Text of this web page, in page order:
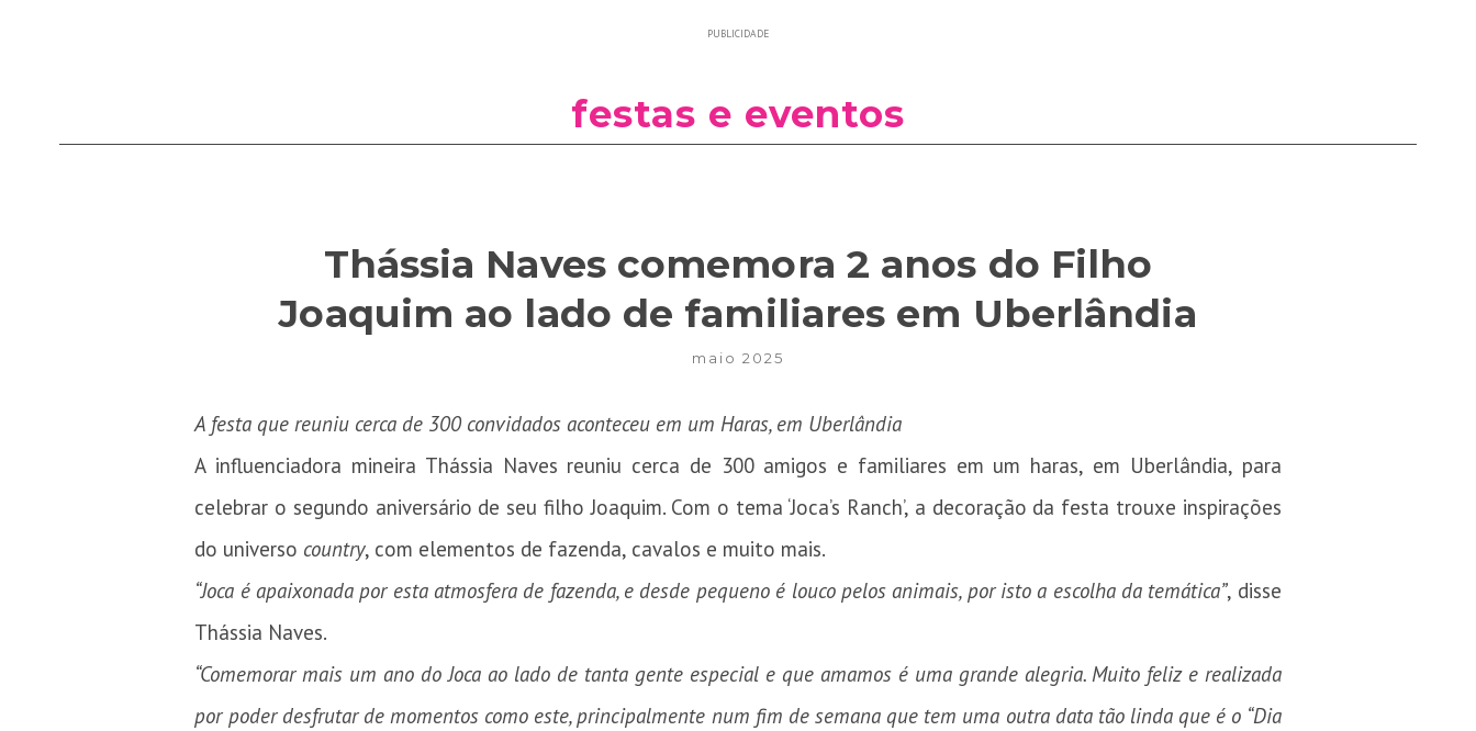
PUBLICIDADE
festas e eventos
Thássia Naves comemora 2 anos do Filho
Joaquim ao lado de familiares em Uberlândia
maio 2025
A festa que reuniu cerca de 300 convidados aconteceu em um Haras, em Uberlândia
A influenciadora mineira Thássia Naves reuniu cerca de 300 amigos e familiares em um haras, em Uberlândia, para
celebrar o segundo aniversário de seu filho Joaquim. Com o tema ‘Joca’s Ranch’, a decoração da festa trouxe inspirações
do universo country, com elementos de fazenda, cavalos e muito mais.
“Joca é apaixonada por esta atmosfera de fazenda, e desde pequeno é louco pelos animais, por isto a escolha da temática”, disse
Thássia Naves.
“Comemorar mais um ano do Joca ao lado de tanta gente especial e que amamos é uma grande alegria. Muito feliz e realizada
por poder desfrutar de momentos como este, principalmente num fim de semana que tem uma outra data tão linda que é o “Dia